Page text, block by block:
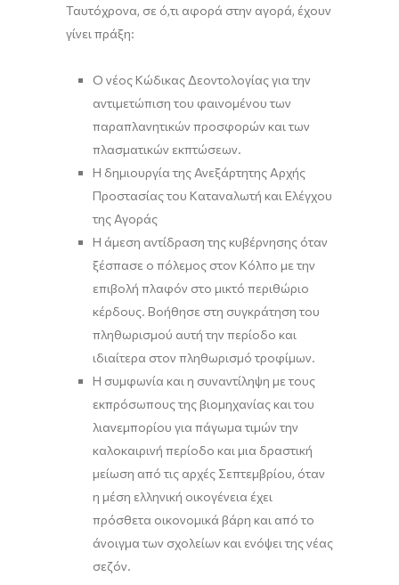
Ταυτόχρονα, σε ό,τι αφορά στην αγορά, έχουν
γίνει πράξη:
Ο νέος Κώδικας Δεοντολογίας για την
αντιμετώπιση του φαινομένου των
παραπλανητικών προσφορών και των
πλασματικών εκπτώσεων.
Η δημιουργία της Ανεξάρτητης Αρχής
Προστασίας του Καταναλωτή και Ελέγχου
της Αγοράς
Η άμεση αντίδραση της κυβέρνησης όταν
ξέσπασε ο πόλεμος στον Κόλπο με την
επιβολή πλαφόν στο μικτό περιθώριο
κέρδους. Βοήθησε στη συγκράτηση του
πληθωρισμού αυτή την περίοδο και
ιδιαίτερα στον πληθωρισμό τροφίμων.
Η συμφωνία και η συναντίληψη με τους
εκπρόσωπους της βιομηχανίας και του
λιανεμπορίου για πάγωμα τιμών την
καλοκαιρινή περίοδο και μια δραστική
μείωση από τις αρχές Σεπτεμβρίου, όταν
η μέση ελληνική οικογένεια έχει
πρόσθετα οικονομικά βάρη και από το
άνοιγμα των σχολείων και ενόψει της νέας
σεζόν.